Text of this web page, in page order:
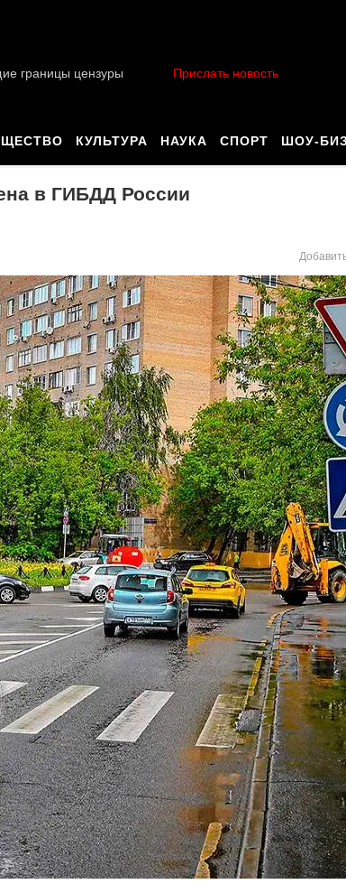
границы цензуры
Прислать новость
КУЛЬТУРА НАУКА СПОРТ ШОУ-
в ГИБДД России